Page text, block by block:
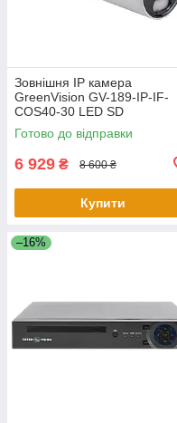
Зовнішня IP камера
GreenVision GV-189-IP-IF-
COS40-30 LED SD
Готово до відправки
6 929 ₴ 8 600 ₴
Купити
–16%